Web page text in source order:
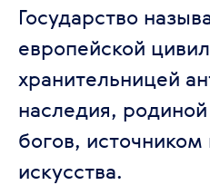
Государство
европейской
хранительницей
наследия,
богов, источником
искусства.